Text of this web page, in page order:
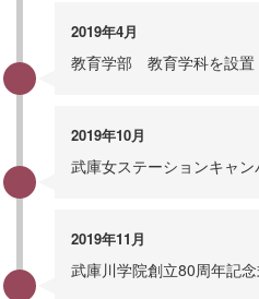
2019年4月
教育学部 教育学科を設置
2019年10月
武庫女ステーションキャン
2019年11月
武庫川学院創立80周年記